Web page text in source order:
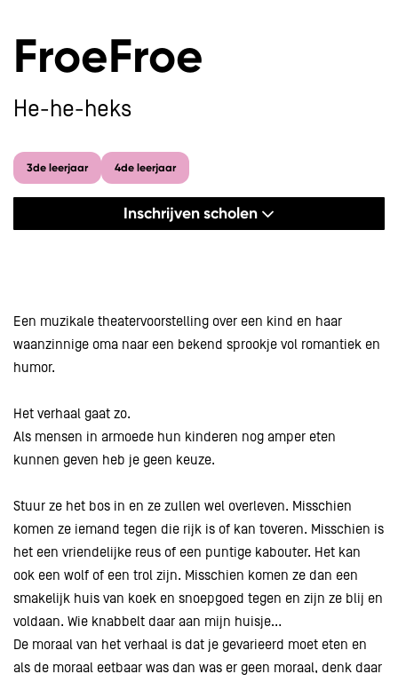
FroeFroe
He-he-heks
3de leerjaar 4de leerjaar
Inschrijven scholen
Een muzikale theatervoorstelling over een kind en haar
waanzinnige oma naar een bekend sprookje vol romantiek en
humor.
Het verhaal gaat zo.
Als mensen in armoede hun kinderen nog amper eten
kunnen geven heb je geen keuze.
Stuur ze het bos in en ze zullen wel overleven. Misschien
komen ze iemand tegen die rijk is of kan toveren. Misschien is
het een vriendelijke reus of een puntige kabouter. Het kan
ook een wolf of een trol zijn. Misschien komen ze dan een
smakelijk huis van koek en snoepgoed tegen en zijn ze blij en
voldaan. Wie knabbelt daar aan mijn huisje…
De moraal van het verhaal is dat je gevarieerd moet eten en
als de moraal eetbaar was dan was er geen moraal, denk daar